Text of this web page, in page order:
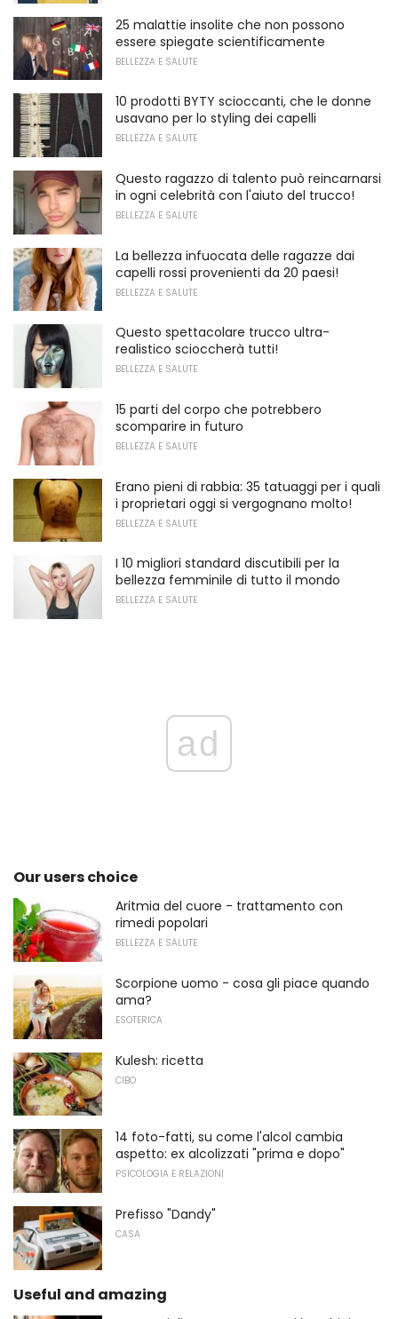
25 malattie insolite che non possono
essere spiegate scientificamente
BELLEZZA E SALUTE
10 prodotti BYTY scioccanti, che le donne
usavano per lo styling dei capelli
BELLEZZA E SALUTE
Questo ragazzo di talento può reincarnarsi
in ogni celebrità con l'aiuto del trucco!
BELLEZZA E SALUTE
La bellezza infuocata delle ragazze dai
capelli rossi provenienti da 20 paesi!
BELLEZZA E SALUTE
Questo spettacolare trucco ultra-
realistico scioccherà tutti!
BELLEZZA E SALUTE
15 parti del corpo che potrebbero
scomparire in futuro
BELLEZZA E SALUTE
Erano pieni di rabbia: 35 tatuaggi per i quali
i proprietari oggi si vergognano molto!
BELLEZZA E SALUTE
I 10 migliori standard discutibili per la
bellezza femminile di tutto il mondo
BELLEZZA E SALUTE
ad
Our users choice
Aritmia del cuore - trattamento con
rimedi popolari
BELLEZZA E SALUTE
Scorpione uomo - cosa gli piace quando
ama?
ESOTERICA
Kulesh: ricetta
CIBO
14 foto-fatti, su come l'alcol cambia
aspetto: ex alcolizzati "prima e dopo"
PSICOLOGIA E RELAZIONI
Prefisso "Dandy"
CASA
Useful and amazing